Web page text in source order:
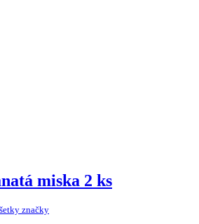
miska 2 ks
značky